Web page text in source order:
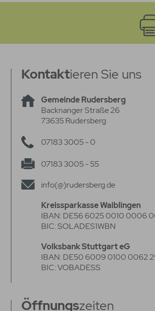
Kontaktieren Sie uns
Gemeinde Rudersberg
Backnanger Straße 26
73635 Rudersberg
07183 3005 - 0
07183 3005 - 55
info(@)rudersberg.de
Kreissparkasse Waiblingen
IBAN: DE56 6025 0010 0006
BIC: SOLADES1WBN
Volksbank Stuttgart eG
IBAN: DE50 6009 0100 0062
BIC: VOBADESS
Öffnungszeiten